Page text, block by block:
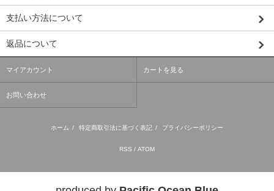
支払い方法について
返品について
マイアカウント カートを見る
お問い合わせ
ホーム / 特定商取引法に基づく表記 / プライバシーポリシー
RSS / ATOM